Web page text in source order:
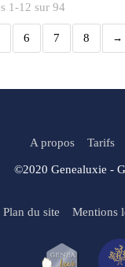
1-12 sur 94
6 7 8
A propos Tarifs
©2020 Genealuxie -
Plan du site Mentions